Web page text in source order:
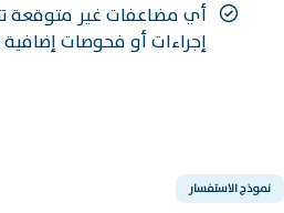
أي مضاعفات غير متوقعة
إجراءات أو فحوصات
نموذج الاستفسار